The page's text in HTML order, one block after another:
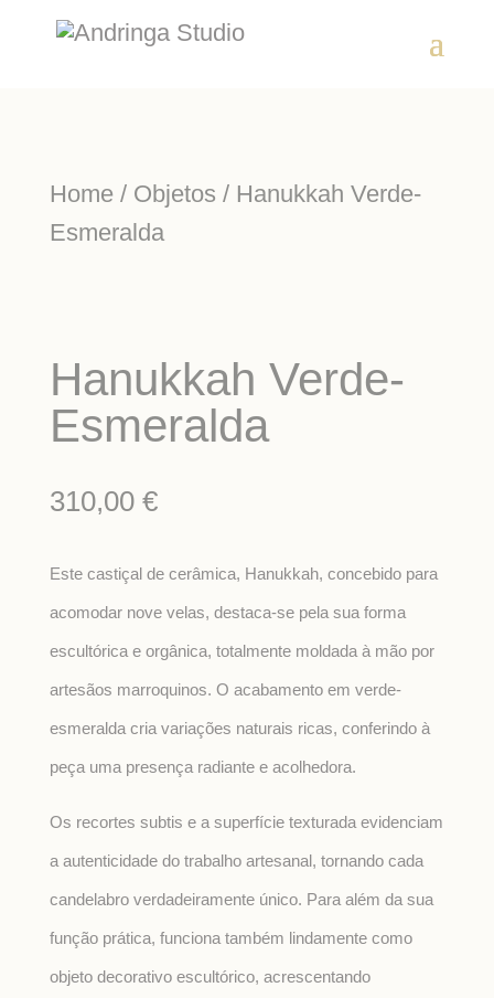
Home/ Objetos / Hanukkah Verde-
Esmeralda
Hanukkah Verde-
Esmeralda
310,00 €
Este castiçal de cerâmica, Hanukkah, concebido para
acomodar nove velas, destaca-se pela sua forma
escultórica e orgânica, totalmente moldada à mão por
artesãos marroquinos. O acabamento em verde-
esmeralda cria variações naturais ricas, conferindo à
peça uma presença radiante e acolhedora.
Os recortes subtis e a superfície texturada evidenciam
a autenticidade do trabalho artesanal, tornando cada
candelabro verdadeiramente único. Para além da sua
função prática, funciona também lindamente como
objeto decorativo escultórico, acrescentando